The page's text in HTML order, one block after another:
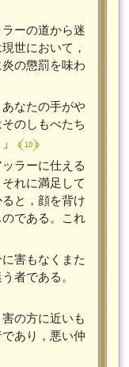
ーの道から迷
世において，
の懲罰を味わ
あなたの手がや
のしもべたち
﴾ 10 ﴿
ラーに仕える
れに満足して
と，顔を背け
である。これ
害もなくまた
者である。
の方に近いも
あり，悪い仲